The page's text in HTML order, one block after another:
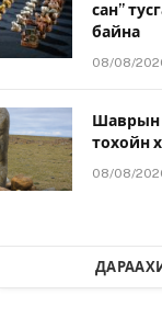
сан”
байна
08/08/
Шаврын
тохойн
08/08/